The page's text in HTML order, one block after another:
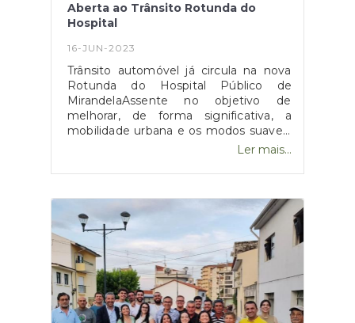
Aberta ao Trânsito Rotunda do
Hospital
16-JUN-2023
Trânsito automóvel já circula na nova
Rotunda do Hospital Público de
MirandelaAssente no objetivo de
melhorar, de forma significativa, a
mobilidade urbana e os modos suaves,
esta obra contribui ainda para a
Mirandela.A Câmara Municipal de
compreensão pelos incómodos
causados durante o período de tempo
da obra.
Ler mais...